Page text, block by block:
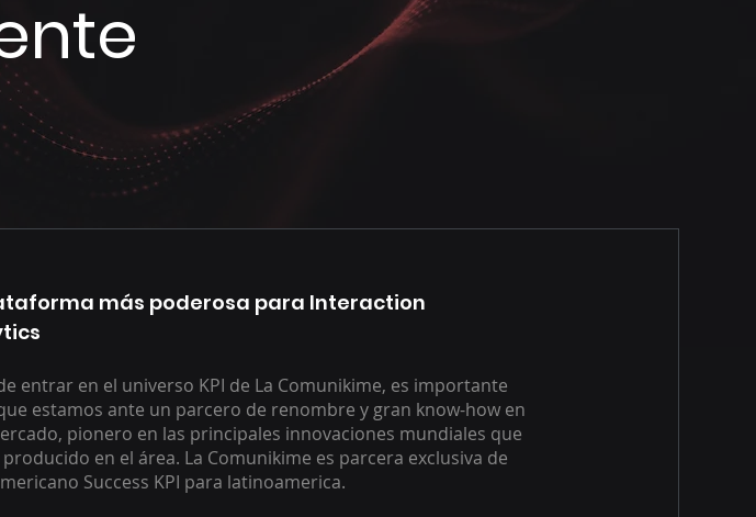
más poderosa para Interaction
entrar en el universo KPI de La Comunikime, es importante
estamos ante un parcero de renombre y gran know-how en
pionero en las principales innovaciones mundiales que
en el área. La Comunikime es parcera exclusiva de
Success KPI para latinoamerica.